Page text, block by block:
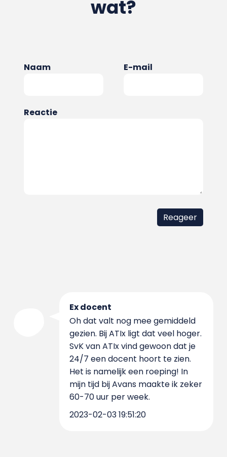
wat?
Naam E-mail
Reactie
Ex docent
Oh dat valt nog mee gemiddeld
gezien. Bij ATIx ligt dat veel hoger.
SvK van ATIx vind gewoon dat je
24/7 een docent hoort te zien.
Het is namelijk een roeping! In
mijn tijd bij Avans maakte ik zeker
60-70 uur per week.
2023-02-03 19:51:20